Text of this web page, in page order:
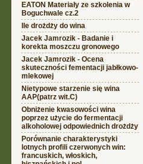
EATON Materiały ze szkolenia w
Boguchwale cz.2
Ile drożdży do wina
Jacek Jamrozik - Badanie i
korekta moszczu gronowego
Jacek Jamrozik - Ocena
skuteczności fementacji jabłkowo-
mlekowej
Nietypowe starzenie się wina
AAP(patrz wit.C)
Obniżenie kwasowości wina
poprzez użycie do fermentacji
alkoholowej odpowiednich drożdży
Porównanie charakterystyki
lotnych profili czerwonych win:
francuskich, włoskich,